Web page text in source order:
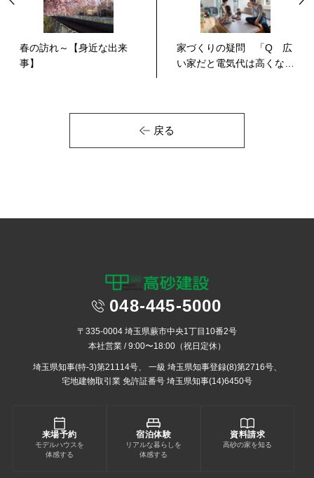
春の訪れ～【身近な出来
事】
家づくりの疑問 「Q 広
い家だと電気代は高くな
戻る
048-445-5000
〒335-0004 埼玉県蕨市中央1丁目10番2号
本社営業 / 9:00〜18:00（祝日定休）
埼玉県知事(特-3)第21114号、
一級 埼玉県知事登録(8)第2716号、
宅地建物取引業 免許証番号 埼玉県知事(14)6450号
来場予約
モデルハウスを
体感する
宿泊体験
リアルな暮らしを
体感する
資料請求
高砂の家を知る